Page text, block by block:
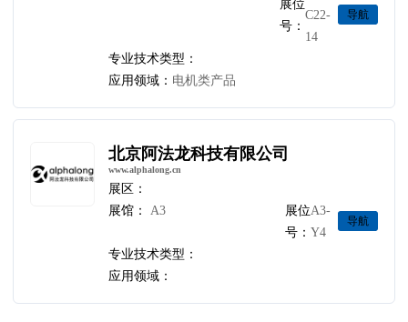
展位
号：
C22-
14
导航
专业技术类型：
应用领域： 电机类产品
北京阿法龙科技有限公司
www.alphalong.cn
展区：
展馆：
A3
展位
号：
A3-
Y4
导航
专业技术类型：
应用领域：